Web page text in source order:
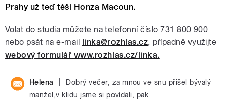
Prahy už teď těší Honza Macoun.
Volat do studia můžete na telefonní číslo 731 800 900
nebo psát na e-mail linka@rozhlas.cz, případně využijte
webový formulář www.rozhlas.cz/linka.
Helena
Dobrý večer, za mnou ve snu přišel bývalý
manžel,v klidu jsme si povídali, pak